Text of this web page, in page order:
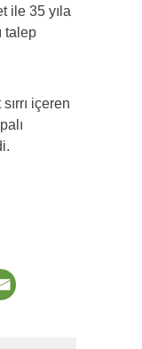
ile 35 yıla
talep
içeren